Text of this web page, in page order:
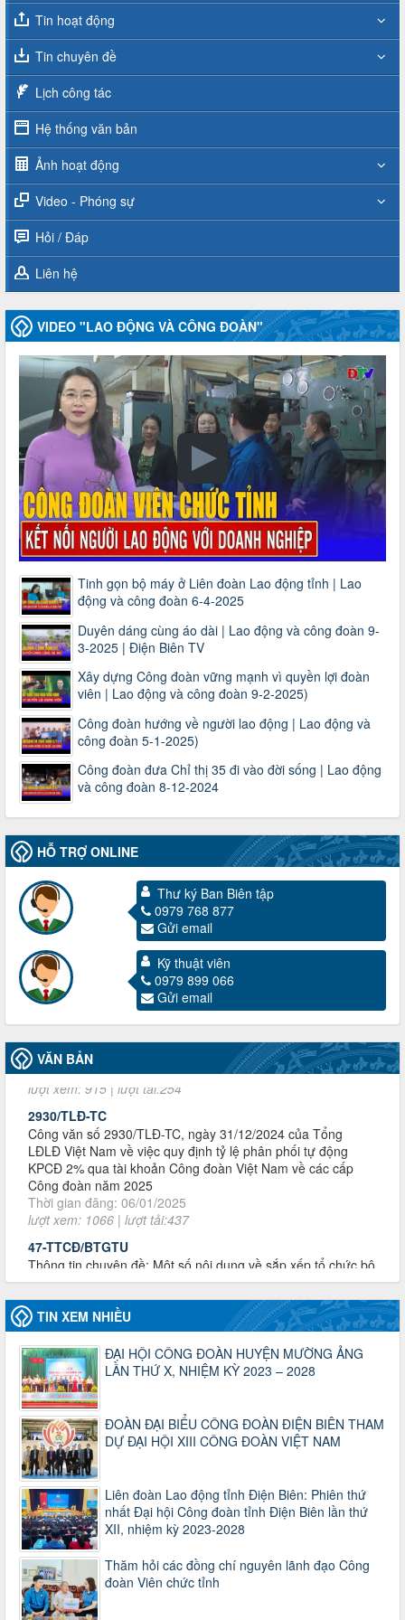
Tin hoạt động
Tin chuyên đề
Lịch công tác
Hệ thống văn bản
Ảnh hoạt động
Video - Phóng sự
Hỏi / Đáp
Liên hệ
VIDEO "LAO ĐỘNG VÀ CÔNG ĐOÀN"
Tinh gọn bộ máy ở Liên đoàn Lao động tỉnh | Lao
động và công đoàn 6-4-2025
Duyên dáng cùng áo dài | Lao động và công đoàn 9-
3-2025 | Điện Biên TV
Xây dựng Công đoàn vững mạnh vì quyền lợi đoàn
viên | Lao động và công đoàn 9-2-2025)
Công đoàn hướng về người lao động | Lao động và
công đoàn 5-1-2025)
Công đoàn đưa Chỉ thị 35 đi vào đời sống | Lao động
và công đoàn 8-12-2024
HỖ TRỢ ONLINE
Thư ký Ban Biên tập
0979 768 877
Gửi email
Kỹ thuật viên
0979 899 066
Gửi email
VĂN BẢN
3716/TLD-TC
Công văn hướng dẫn công tác quả lý tài chính, tài sản công
đoàn khi đơn vị sát nhập, chấm dứt hoạt động
Thời gian đăng: 13/04/2025
lượt xem: 2003 | lượt tải:719
60/TB-LĐLĐ
Thông báo công khai dự toán thu, chi tài chính công đoàn
LĐLĐ tỉnh Điện Biên năm 2025
Thời gian đăng: 28/04/2025
lượt xem: 818 | lượt tải:284
485/QĐ-LĐLĐ
Quyết định về việc công bố công khai quyết toán ngân sách
nhà nước năm 2024
Thời gian đăng: 29/04/2025
lượt xem: 915 | lượt tải:254
2930/TLĐ-TC
Công văn số 2930/TLĐ-TC, ngày 31/12/2024 của Tổng
LĐLĐ Việt Nam về việc quy định tỷ lệ phân phối tự động
KPCĐ 2% qua tài khoản Công đoàn Việt Nam về các cấp
Công đoàn năm 2025
Thời gian đăng: 06/01/2025
lượt xem: 1066 | lượt tải:437
47-TTCĐ/BTGTU
Thông tin chuyên đề: Một số nôi dung về sắp xếp tổ chức bộ
máy của hệ thống chính trị tinh gọn, hoạt động hiệu lực, hiệu
quả
37/HD-TLĐ
Hướng dẫn Công đoàn với việc tổ chức và hoạt động của
Ban Thanh tra Nhân dân
Thời gian đăng: 27/12/2024
lượt xem: 4945 | lượt tải:1351
35/HD-TLĐ
Hướng dẫn thực hiện một số nội dung chi liên quan đến
công tác kiểm tra, giám sát tại Công đoàn cơ sở
Thời gian đăng: 27/12/2024
lượt xem: 2073 | lượt tải:507
50/2024/QH/15
Luật Công đoàn 2024
Thời gian đăng: 25/12/2024
lượt xem: 4224 | lượt tải:319
2010-CV/TU
Tăng cường công tác lãnh đạo, chỉ đạo phát triển đoàn viên,
TIN XEM NHIỀU
ĐẠI HỘI CÔNG ĐOÀN HUYỆN MƯỜNG ẢNG
LẦN THỨ X, NHIỆM KỲ 2023 – 2028
ĐOÀN ĐẠI BIỂU CÔNG ĐOÀN ĐIỆN BIÊN THAM
DỰ ĐẠI HỘI XIII CÔNG ĐOÀN VIỆT NAM
Liên đoàn Lao động tỉnh Điện Biên: Phiên thứ
nhất Đại hội Công đoàn tỉnh Điện Biên lần thứ
XII, nhiệm kỳ 2023-2028
Thăm hỏi các đồng chí nguyên lãnh đạo Công
đoàn Viên chức tỉnh